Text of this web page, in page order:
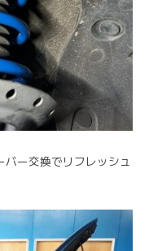
ー交換でリフレッシュ